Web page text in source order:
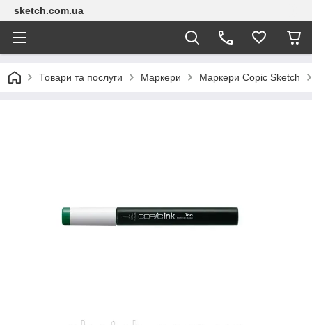
sketch.com.ua
Товари та послуги Маркери Маркери Copic Sketch